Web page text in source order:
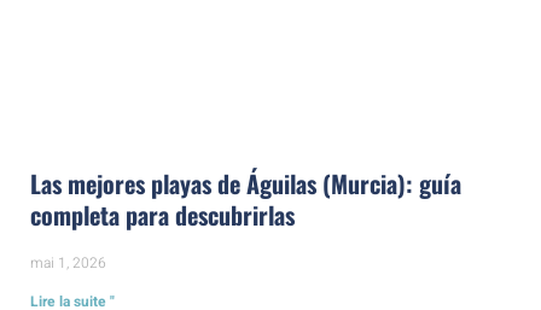
Las mejores playas de Águilas (Murcia): guía
completa para descubrirlas
mai 1, 2026
Lire la suite "